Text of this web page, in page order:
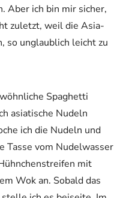
Aber ich bin mir sicher,
zuletzt, weil die Asia-
so unglaublich leicht zu
Spaghetti
asiatische Nudeln
ich die Nudeln und
Tasse vom Nudelwasser
mit
Wok an. Sobald das